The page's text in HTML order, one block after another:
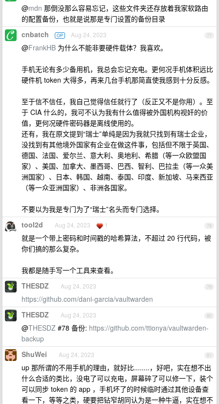
@mdn 那倒没那么容易忘记，这些文件夹还存放着我家软路由
的配置备份，也就是说那是专门设置的备份目录
77
cnbatch OP Aug 24, 2023
@FrankHB 为什么不能非要硬件载体？我喜欢。
手机无论有多少备用机，我总会忘记充电。更何况手机体积远比
硬件机 token 大得多，再来几台手机那简直使我感到十分反感。
至于信不信任，我自己觉得信任就行了（反正又不是你用）。至
于 CIA 什么的，我可不认为我有什么值得被外国机构视奸的价
值，更何况硬件密码器是离线使用的。
还有，我在原文提到“瑞士”单纯是因为我就只找到有瑞士企业，
没找到有其他境外国家有企业在做这件事，包括但不限于英国、
德国、法国、爱尔兰、意大利、奥地利、希腊（等一众欧盟国
家）、美国、加拿大、墨西哥、巴西、智利、巴拉圭（等一众美
洲国家）、日本、韩国、越南、泰国、印度、新加坡、马来西亚
（等一众亚洲国家）、非洲各国家。
不要以为我是专门为了“瑞士”名头而专门选择。
78
tool2d Aug 24, 2023 1
就是一个带上密码和时间戳的哈希算法，不超过 20 行代码，被
你们搞的那么复杂。
我都是随手写一个工具来查看。
79
THESDZ Aug 24, 2023
https://github.com/dani-garcia/vaultwarden
80
THESDZ Aug 24, 2023
@THESDZ #78 备份: https://github.com/ttionya/vaultwarden-
backup
81
ShuWei Aug 24, 2023
up 那所谓的不用手机的理由，就好比........，好吧，实在想不出
什么合适的类比，没电了可以充电，屏幕碎了可以修一下，装个
可以同步 token 的 app ，手机坏了的时候临时通过其他设备查
看一下，等等之类，硬要把钻窄胡同认为是一种牛逼，实在想不